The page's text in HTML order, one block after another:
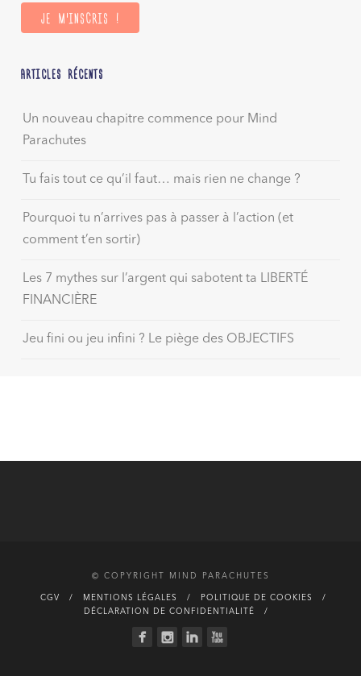
ARTICLES RÉCENTS
Un nouveau chapitre commence pour Mind
Parachutes
Tu fais tout ce qu’il faut… mais rien ne change ?
Pourquoi tu n’arrives pas à passer à l’action (et
comment t’en sortir)
Les 7 mythes sur l’argent qui sabotent ta LIBERTÉ
FINANCIÈRE
Jeu fini ou jeu infini ? Le piège des OBJECTIFS
© COPYRIGHT MIND PARACHUTES
CGV MENTIONS LÉGALES
POLITIQUE DE COOKIES
DÉCLARATION DE CONFIDENTIALITÉ